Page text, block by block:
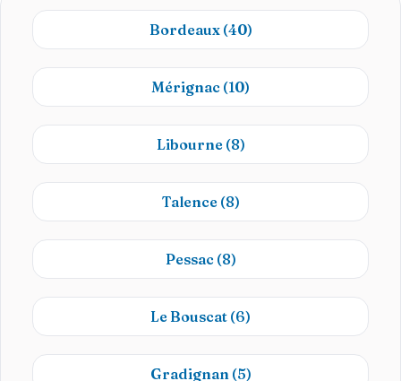
Bordeaux (40)
Mérignac (10)
Libourne (8)
Talence (8)
Pessac (8)
Le Bouscat (6)
Gradignan (5)